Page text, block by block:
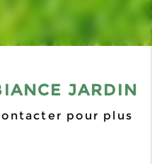
JARDIN
pour plus